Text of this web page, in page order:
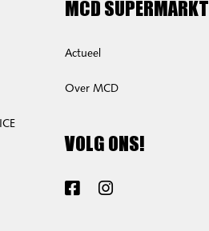
MCD SUPERMARKT
Actueel
Over MCD
VOLG ONS!
Facebook